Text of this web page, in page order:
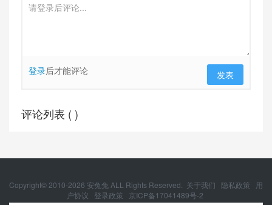
登录后才能评论 发表
评论列表 ( )
Copyright© 2010-2026 安兔兔 ALL Rights Reserved. 关于我们 隐私政策
用
户协议
登录政策 京ICP备17041489号-2